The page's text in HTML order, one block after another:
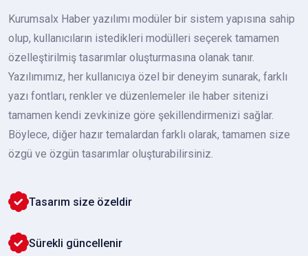
Kurumsalx Haber yazılımı modüler bir sistem yapısına sahip
olup, kullanıcıların istedikleri modülleri seçerek tamamen
özelleştirilmiş tasarımlar oluşturmasına olanak tanır.
Yazılımımız, her kullanıcıya özel bir deneyim sunarak, farklı
yazı fontları, renkler ve düzenlemeler ile haber sitenizi
tamamen kendi zevkinize göre şekillendirmenizi sağlar.
Böylece, diğer hazır temalardan farklı olarak, tamamen size
özgü ve özgün tasarımlar oluşturabilirsiniz.
Tasarım size özeldir
Sürekli güncellenir